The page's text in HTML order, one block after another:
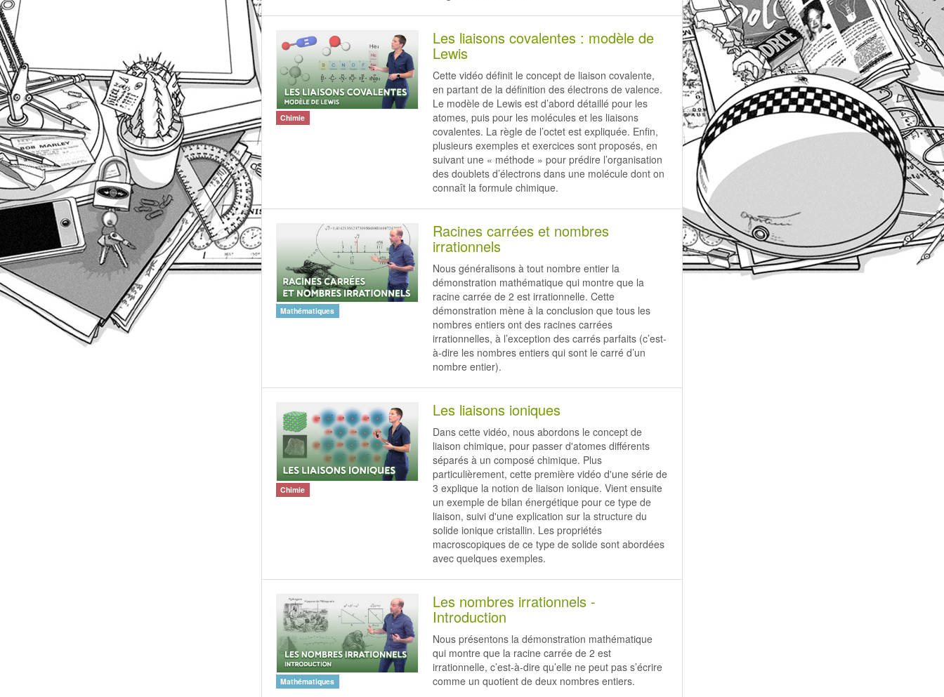
Chimie
Les liaisons covalentes : modèle de
Lewis
Cette vidéo définit le concept de liaison covalente,
en partant de la définition des électrons de valence.
Le modèle de Lewis est d’abord détaillé pour les
atomes, puis pour les molécules et les liaisons
covalentes. La règle de l’octet est expliquée. Enfin,
plusieurs exemples et exercices sont proposés, en
suivant une « méthode » pour prédire l’organisation
des doublets d’électrons dans une molécule dont on
connaît la formule chimique.
Mathématiques
Racines carrées et nombres
irrationnels
Nous généralisons à tout nombre entier la
démonstration mathématique qui montre que la
racine carrée de 2 est irrationnelle. Cette
démonstration mène à la conclusion que tous les
nombres entiers ont des racines carrées
irrationnelles, à l’exception des carrés parfaits (c’est-
à-dire les nombres entiers qui sont le carré d’un
nombre entier).
Chimie
Les liaisons ioniques
Dans cette vidéo, nous abordons le concept de
liaison chimique, pour passer d'atomes différents
séparés à un composé chimique. Plus
particulièrement, cette première vidéo d'une série de
3 explique la notion de liaison ionique. Vient ensuite
un exemple de bilan énergétique pour ce type de
liaison, suivi d'une explication sur la structure du
solide ionique cristallin. Les propriétés
macroscopiques de ce type de solide sont abordées
avec quelques exemples.
Mathématiques
Les nombres irrationnels -
Introduction
Nous présentons la démonstration mathématique
qui montre que la racine carrée de 2 est
irrationnelle, c’est-à-dire qu’elle ne peut pas s’écrire
comme un quotient de deux nombres entiers.